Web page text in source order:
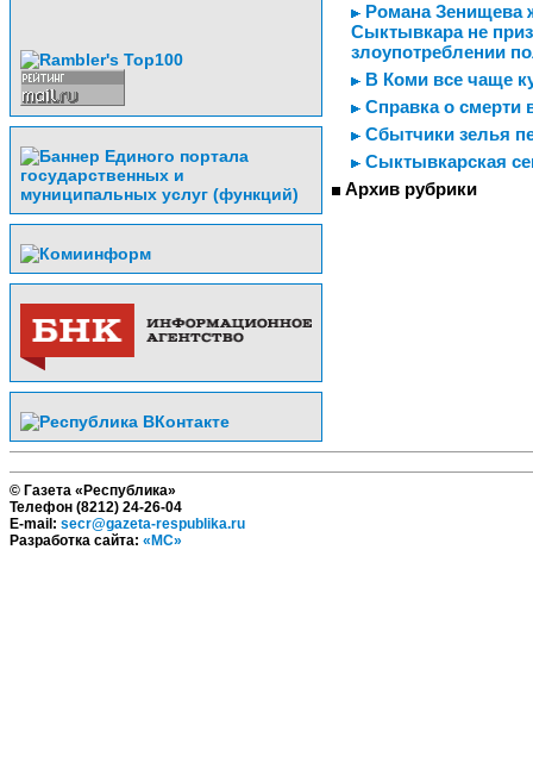
Романа Зенищева
Сыктывкара не
злоупотреблении
В Коми все чаще
Справка о смерти
Сбытчики зелья
Сыктывкарская
Архив рубрики
© Газета «Республика»
Телефон (8212) 24-26-04
E-mail: secr@gazeta-respublika.ru
Разработка сайта: «МС»